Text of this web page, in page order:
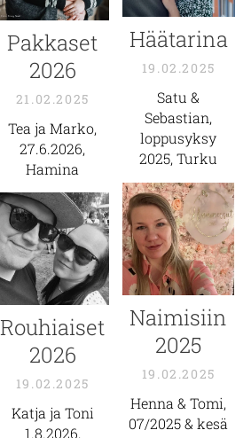
Pakkaset
2026
21.02.2025
Tea ja Marko,
27.6.2026,
Hamina
Häätarina
19.02.2025
Satu &
Sebastian,
loppusyksy
2025, Turku
Rouhiaiset
2026
19.02.2025
Katja ja Toni
1.8.2026,
Naimisiin
2025
19.02.2025
Henna & Tomi,
07/2025 & kesä